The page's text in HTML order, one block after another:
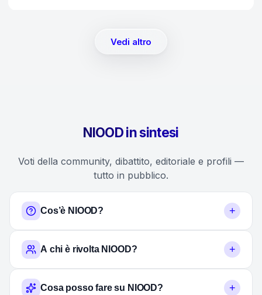
Vedi altro
NIOOD in sintesi
Voti della community, dibattito, editoriale e profili —
tutto in pubblico.
Cos’è NIOOD? +
A chi è rivolta NIOOD? +
Cosa posso fare su NIOOD? +